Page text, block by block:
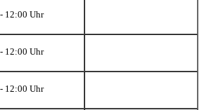
12:00 Uhr
12:00 Uhr
12:00 Uhr